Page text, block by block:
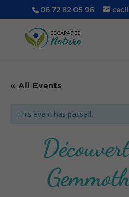
06 72 82 05 96
« All Events
This event has passed.